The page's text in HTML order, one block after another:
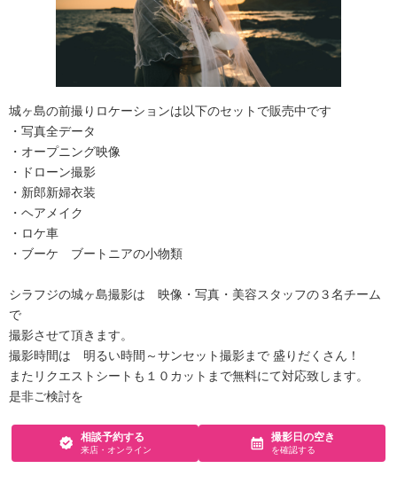
城ヶ島の前撮りロケーションは以下のセットで販売中です
・写真全データ
・オープニング映像
・ドローン撮影
・新郎新婦衣装
・ヘアメイク
・ロケ車
・ブーケ ブートニアの小物類
シラフジの城ヶ島撮影は 映像・写真・美容スタッフの３名チーム
で
撮影させて頂きます。
撮影時間は 明るい時間～サンセット撮影まで 盛りだくさん！
またリクエストシートも１０カットまで無料にて対応致します。
是非ご検討を
相談予約する
来店・オンライン
撮影日の空き
を確認する